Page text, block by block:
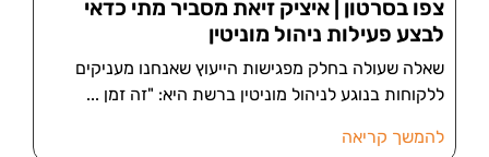
צפו בסרטון | איציק זיאת מסביר מתי כדאי
לבצע פעילות ניהול מוניטין
שאלה שעולה בחלק מפגישות הייעוץ שאנחנו מעניקים
ללקוחות בנוגע לניהול מוניטין ברשת היא: "זה זמן
להמשך קריאה